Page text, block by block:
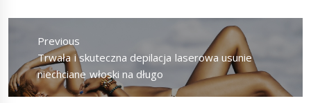
Nawigacja
wpisuPrevious
Previous
post:
Trwała i skuteczna depilacja laserowa usunie
niechciane włoski na długo